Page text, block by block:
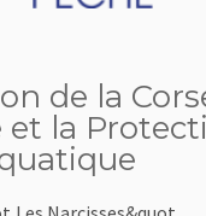
de la
et la